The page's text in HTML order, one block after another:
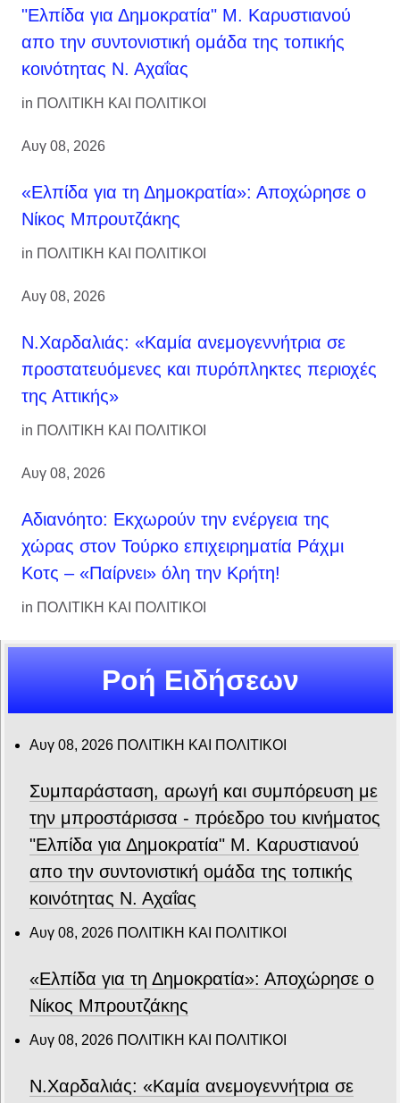
"Ελπίδα για Δημοκρατία" Μ. Καρυστιανού
απο την συντονιστική ομάδα της τοπικής
κοινότητας Ν. Αχαΐας
in ΠΟΛΙΤΙΚΗ ΚΑΙ ΠΟΛΙΤΙΚΟΙ
Αυγ 08, 2026
«Ελπίδα για τη Δημοκρατία»: Αποχώρησε ο
Νίκος Μπρουτζάκης
in ΠΟΛΙΤΙΚΗ ΚΑΙ ΠΟΛΙΤΙΚΟΙ
Αυγ 08, 2026
Ν.Χαρδαλιάς: «Καμία ανεμογεννήτρια σε
προστατευόμενες και πυρόπληκτες περιοχές
της Αττικής»
in ΠΟΛΙΤΙΚΗ ΚΑΙ ΠΟΛΙΤΙΚΟΙ
Αυγ 08, 2026
Αδιανόητο: Εκχωρούν την ενέργεια της
χώρας στον Τούρκο επιχειρηματία Ράχμι
Κοτς – «Παίρνει» όλη την Κρήτη!
in ΠΟΛΙΤΙΚΗ ΚΑΙ ΠΟΛΙΤΙΚΟΙ
Ροή Ειδήσεων
Αυγ 08, 2026 ΠΟΛΙΤΙΚΗ ΚΑΙ ΠΟΛΙΤΙΚΟΙ
Συμπαράσταση, αρωγή και συμπόρευση με
την μπροστάρισσα - πρόεδρο του κινήματος
"Ελπίδα για Δημοκρατία" Μ. Καρυστιανού
απο την συντονιστική ομάδα της τοπικής
κοινότητας Ν. Αχαΐας
Αυγ 08, 2026 ΠΟΛΙΤΙΚΗ ΚΑΙ ΠΟΛΙΤΙΚΟΙ
«Ελπίδα για τη Δημοκρατία»: Αποχώρησε ο
Νίκος Μπρουτζάκης
Αυγ 08, 2026 ΠΟΛΙΤΙΚΗ ΚΑΙ ΠΟΛΙΤΙΚΟΙ
Ν.Χαρδαλιάς: «Καμία ανεμογεννήτρια σε